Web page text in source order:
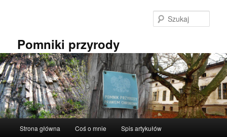
Pomniki przyrody
Strona główna Coś o mnie Spis artykułów